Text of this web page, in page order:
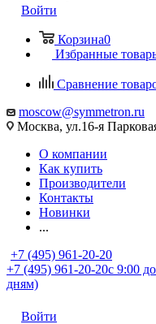
Войти
Корзина0
Избранные
Сравнение
moscow@symmetron.ru
Москва, ул.16-я
О компании
Как купить
Производители
Контакты
Новинки
...
+7 (495) 961-20-20
+7 (495) 961-20-20с 9:00
дням)
Войти